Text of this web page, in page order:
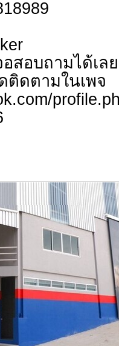
สอบถามได้เล
ติดตามในเพจ